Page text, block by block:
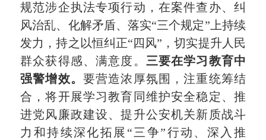
规范涉企执法专项行动，在案件查办、纠
风治乱、化解矛盾、落实“三个规定”上持续
发力，持之以恒纠正“四风”，切实提升人民
群众获得感、满意度。 三要在学习教育中
强警增效。 要营造浓厚氛围，注重统筹结
合，将开展学习教育同维护安全稳定、推
进党风廉政建设、提升公安机关新质战斗
力和持续深化拓展“三争”行动、深入推